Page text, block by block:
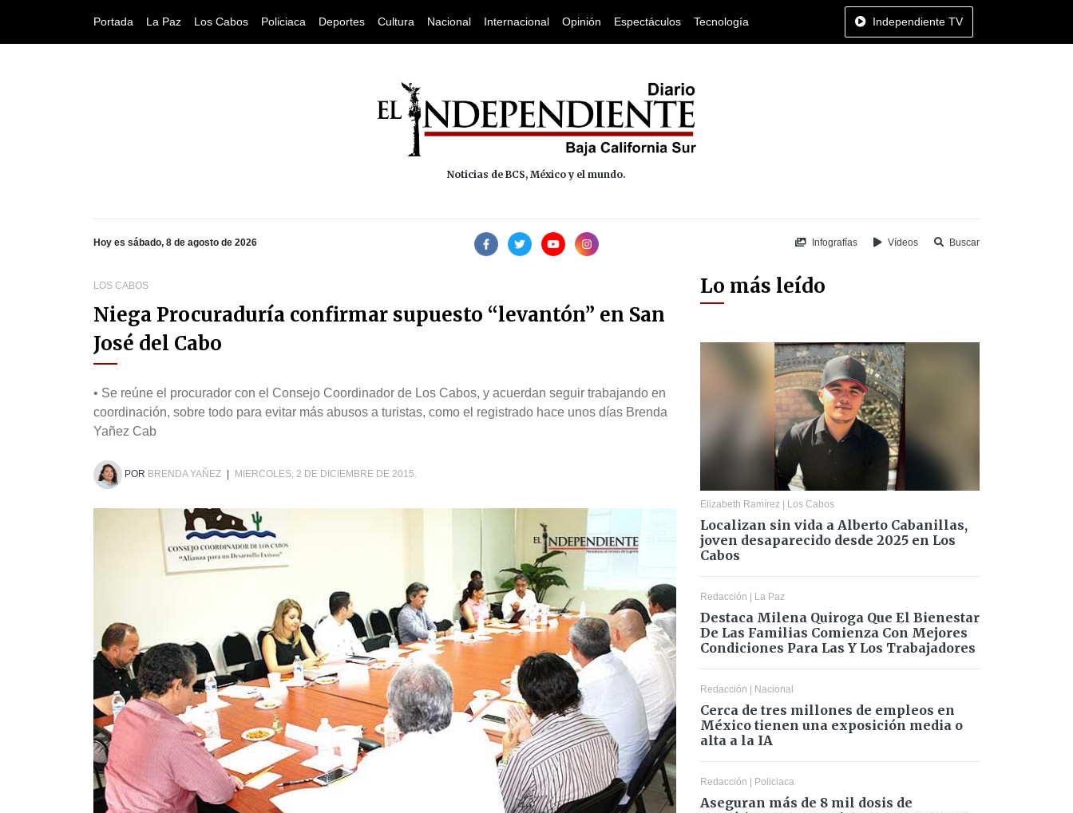
Portada La Paz Los Cabos Policiaca Deportes Cultura Nacional Internacional Opinión Espectáculos Tecnología Independiente TV
Noticias de BCS, México y el mundo.
Hoy es sábado, 8 de agosto de 2026 Infografías Vídeos Buscar
LOS CABOS
Niega Procuraduría confirmar supuesto “levantón” en San
José del Cabo
• Se reúne el procurador con el Consejo Coordinador de Los Cabos, y acuerdan seguir trabajando en
coordinación, sobre todo para evitar más abusos a turistas, como el registrado hace unos días Brenda
Yañez Cab
POR BRENDA YAÑEZ MIERCOLES, 2 DE DICIEMBRE DE 2015.
Lo más leído
Elizabeth Ramírez | Los Cabos
Localizan sin vida a Alberto Cabanillas,
joven desaparecido desde 2025 en Los
Cabos
Redacción | La Paz
Destaca Milena Quiroga Que El Bienestar
De Las Familias Comienza Con Mejores
Condiciones Para Las Y Los Trabajadores
Redacción | Nacional
Cerca de tres millones de empleos en
México tienen una exposición media o
alta a la IA
Redacción | Policiaca
Aseguran más de 8 mil dosis de